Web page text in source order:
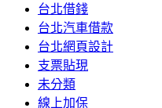
台北借錢
台北汽車借款
台北網頁設計
支票貼現
未分類
線上加保